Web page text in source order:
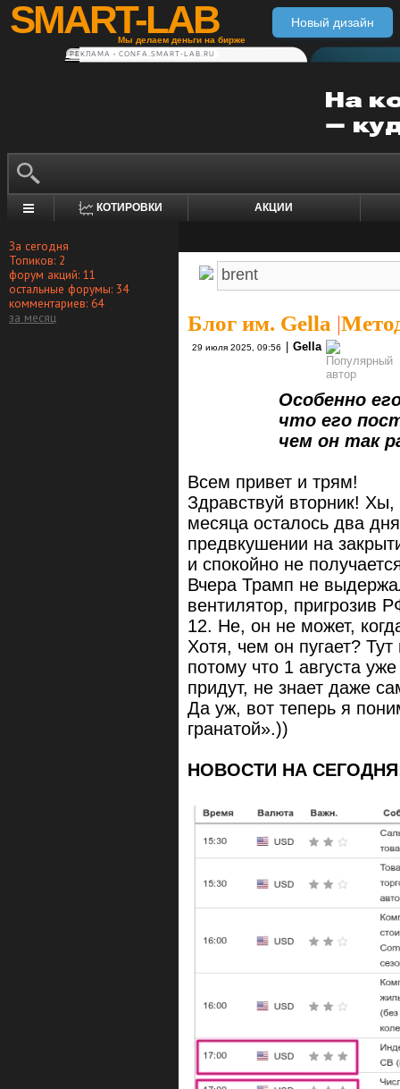
SMART-LAB
Мы делаем деньги на бирже
Новый дизайн
РЕКЛАМА • CONFA.SMART-LAB.RU
КОТИРОВКИ АКЦИИ
За сегодня
Топиков: 2
форум акций: 11
остальные форумы: 34
комментариев: 64
за месяц
Блог им. Gella |
29 июля 2025, 09:56 Gella
Особенно
что его
чем он так
Всем привет и трям!
Здравствуй вторник!
месяца осталось два
предвкушении на
и спокойно не
Вчера Трамп не
вентилятор, пригрозив
12. Не, он не может,
Хотя, чем он пугает?
потому что 1 августа
придут, не знает даже
Да уж, вот теперь я
гранатой».))
НОВОСТИ НА